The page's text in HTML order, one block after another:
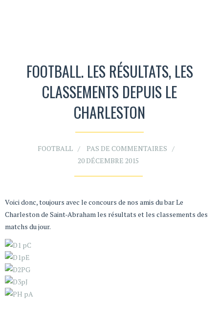
FOOTBALL. LES RÉSULTATS, LES
CLASSEMENTS DEPUIS LE
CHARLESTON
FOOTBALL
PAS DE COMMENTAIRES
20 DÉCEMBRE 2015
Voici donc, toujours avec le concours de nos amis du bar Le
Charleston de Saint-Abraham les résultats et les classements des
matchs du jour.